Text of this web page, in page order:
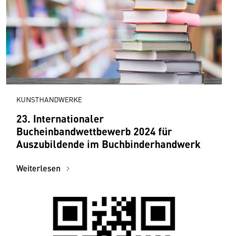
KUNSTHANDWERKE
23. Internationaler
Bucheinbandwettbewerb 2024 für
Auszubildende im Buchbinderhandwerk
Weiterlesen